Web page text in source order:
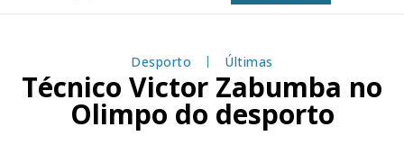
Desporto Últimas
Técnico Victor Zabumba no
Olimpo do desporto